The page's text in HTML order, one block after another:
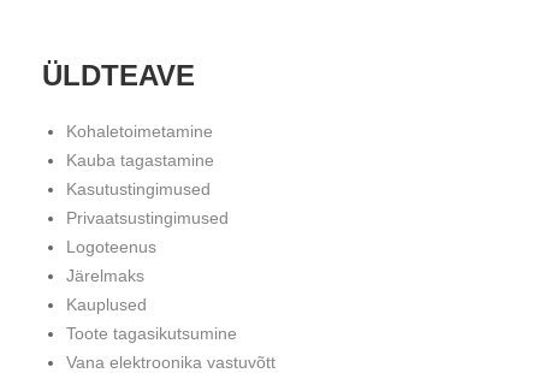
ÜLDTEAVE
Kohaletoimetamine
Kauba tagastamine
Kasutustingimused
Privaatsustingimused
Logoteenus
Järelmaks
Kauplused
Toote tagasikutsumine
Vana elektroonika vastuvõtt